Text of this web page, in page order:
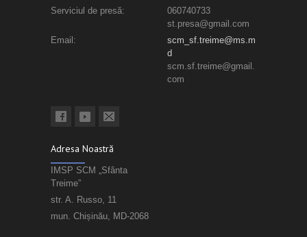
Serviciul de presă:
060740733
st.presa@gmail.com
Email:
scm_sf.treime@ms.m
d
scm.sf.treime@gmail.
com
Adresa Noastră
IMSP SCM „Sfânta
Treime”
str. A. Russo, 11
mun. Chișinău, MD-2068